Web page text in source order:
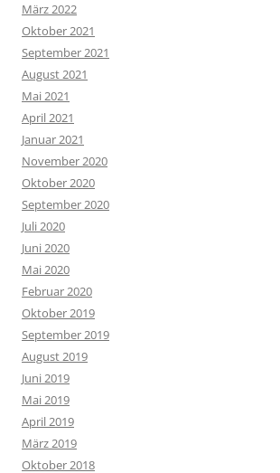
März 2022
Oktober 2021
September 2021
August 2021
Mai 2021
April 2021
Januar 2021
November 2020
Oktober 2020
September 2020
Juli 2020
Juni 2020
Mai 2020
Februar 2020
Oktober 2019
September 2019
August 2019
Juni 2019
Mai 2019
April 2019
März 2019
Oktober 2018